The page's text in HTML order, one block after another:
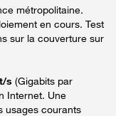
métropolitaine.
en cours. Test
sur la couverture sur
s (Gigabits par
Internet. Une
usages courants